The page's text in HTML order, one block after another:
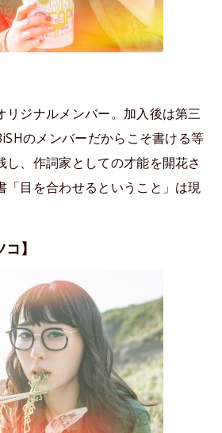
リジナルメンバー。加入後は第三
のメンバーだからこそ書ける等
し、作詞家としての才能を開花さ
「目を合わせるということ」は現
】